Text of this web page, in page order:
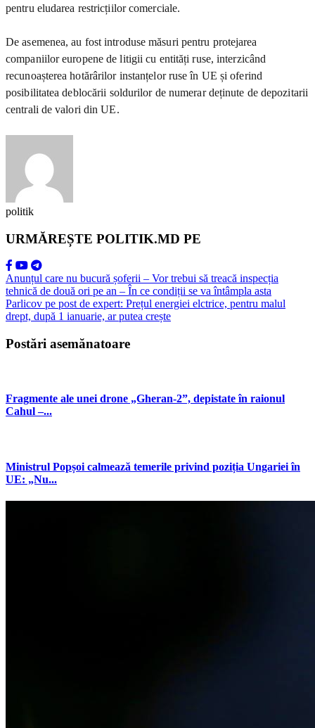
pentru eludarea restricțiilor comerciale.
De asemenea, au fost introduse măsuri pentru protejarea
companiilor europene de litigii cu entități ruse, interzicând
recunoașterea hotărârilor instanțelor ruse în UE și oferind
posibilitatea deblocării soldurilor de numerar deținute de depozitarii
centrali de valori din UE.
politik
URMĂREȘTE POLITIK.MD PE
Anunțul care nu bucură șoferii – Vor trebui să treacă inspecția
tehnică de două ori pe an – În ce condiții se va întâmpla asta
Parlicov pe post de expert: Prețul energiei elctrice, pentru malul
drept, după 1 ianuarie, ar putea crește
Postări asemănatoare
Fragmente ale unei drone „Gheran-2”, depistate în raionul
Cahul –...
Ministrul Popșoi calmează temerile privind poziția Ungariei în
UE: „Nu...